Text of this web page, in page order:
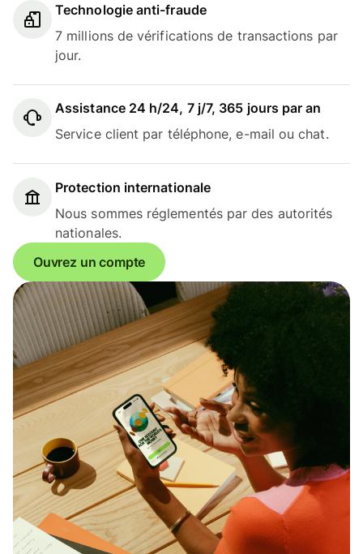
Technologie anti-fraude
7 millions de vérifications de transactions par
jour.
Assistance 24 h/24, 7 j/7, 365 jours par an
Service client par téléphone, e-mail ou chat.
Protection internationale
Nous sommes réglementés par des autorités
nationales.
Ouvrez un compte